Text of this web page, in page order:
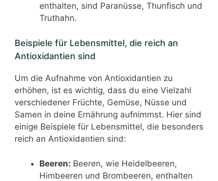
enthalten, sind Paranüsse, Thunfisch und
Truthahn.
Beispiele für Lebensmittel, die reich an
Antioxidantien sind
Um die Aufnahme von Antioxidantien zu
erhöhen, ist es wichtig, dass du eine Vielzahl
verschiedener Früchte, Gemüse, Nüsse und
Samen in deine Ernährung aufnimmst. Hier sind
einige Beispiele für Lebensmittel, die besonders
reich an Antioxidantien sind:
Beeren: Beeren, wie Heidelbeeren,
Himbeeren und Brombeeren, enthalten